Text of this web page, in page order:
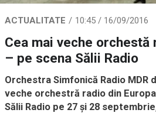
ACTUALITATE 10:45 / 16/09/2016
Cea mai veche orchestă
– pe scena Sălii Radio
Orchestra Simfonică Radio MDR
veche orchestră radio din
Sălii Radio pe 27 şi 28